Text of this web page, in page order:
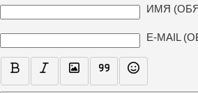
ИМЯ
E-MAIL
ТЕКСТ КОММЕНТАРИЯ